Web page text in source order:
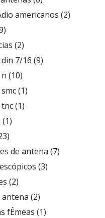
americanos (2)
(2)
7/16 (9)
(10)
(1)
(1)
de antena (7)
(3)
(2)
(2)
fÊmeas (1)